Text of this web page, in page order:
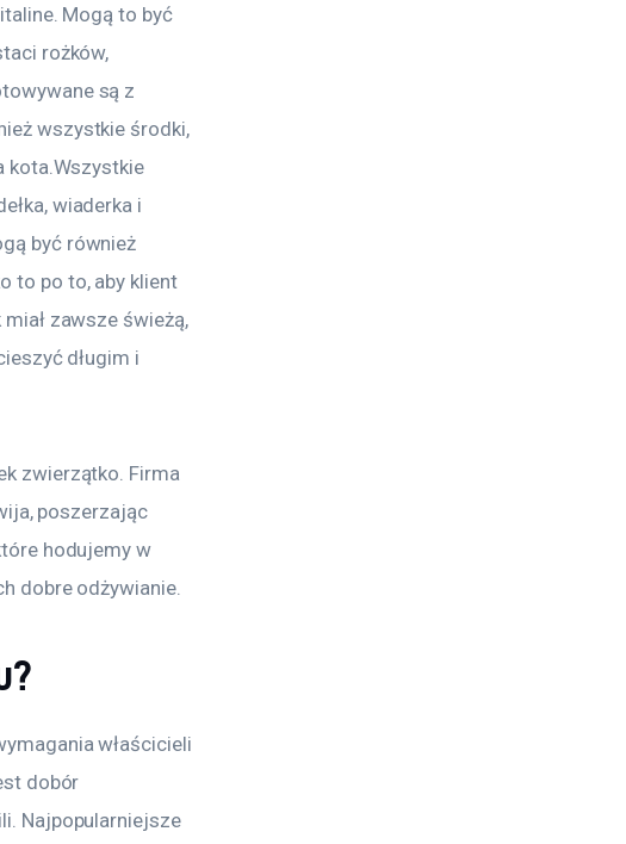
Mogą to być
rożków,
są z
wszystkie środki,
kota.Wszystkie
wiaderka i
być również
to po to, aby klient
zawsze świeżą,
długim i
zwierzątko. Firma
poszerzając
hodujemy w
dobre odżywianie.
właścicieli
dobór
Najpopularniejsze